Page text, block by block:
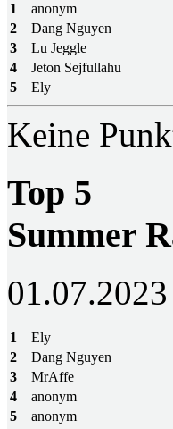
1
anonym
2
Dang Nguyen
3
Lu Jeggle
4
Jeton Sejfullahu
5
Ely
Keine
Top 5
Summer
1
Ely
2
Dang Nguyen
3
MrAffe
4
anonym
5
anonym